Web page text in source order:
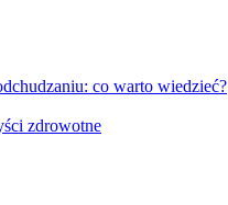
co warto wiedzieć?
zdrowotne